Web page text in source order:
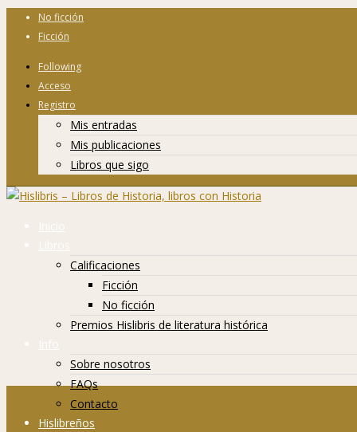
No ficción
Ficción
Following
Acceso
Registro
Mis entradas
Mis publicaciones
Libros que sigo
Inicio
Libros
Calificaciones
Ficción
No ficción
Premios Hislibris de literatura histórica
Info
Sobre nosotros
FAQs
Contacto
Hislibreños